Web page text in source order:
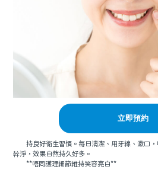
立即預約
持良好衛生習慣。每日清潔、用牙線、漱口，
幹淨，效果自然持久好多。
**唔同護理細節維持笑容亮白**